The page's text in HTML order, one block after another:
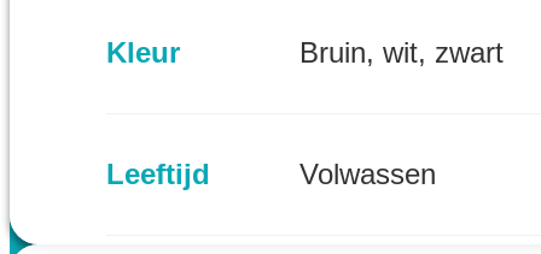
Kleur Bruin, wit, zwart
Leeftijd Volwassen